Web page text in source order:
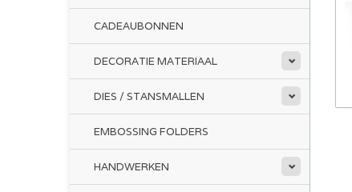
CADEAUBONNEN
DECORATIE MATERIAAL
DIES / STANSMALLEN
EMBOSSING FOLDERS
HANDWERKEN